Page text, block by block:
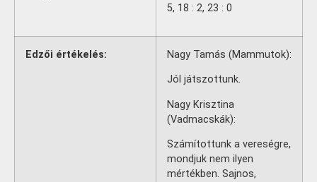
5, 18 : 2, 23 : 0
Edzői értékelés: Nagy Tamás (Mammutok):
Jól játszottunk.
Nagy Krisztina
(Vadmacskák):
Számítottunk a vereségre,
mondjuk nem ilyen
mértékben. Sajnos,